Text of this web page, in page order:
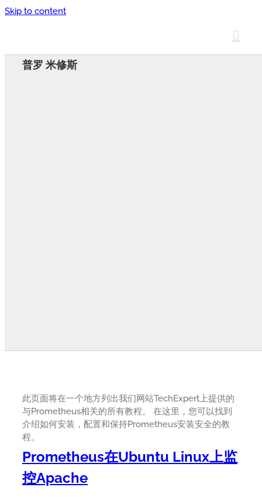
Skip to content
普罗 米修斯
此页面将在一个地方列出我们网站TechExpert上提供的
与Prometheus相关的所有教程。 在这里，您可以找到
介绍如何安装，配置和保持Prometheus安装安全的教
程。
Prometheus在Ubuntu Linux上监
控Apache